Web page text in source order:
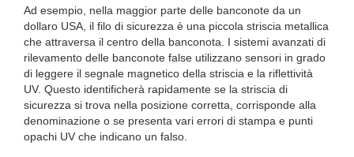
Ad esempio, nella maggior parte delle banconote da un
dollaro USA, il filo di sicurezza è una piccola striscia metallica
che attraversa il centro della banconota. I sistemi avanzati di
rilevamento delle banconote false utilizzano sensori in grado
di leggere il segnale magnetico della striscia e la riflettività
UV. Questo identificherà rapidamente se la striscia di
sicurezza si trova nella posizione corretta, corrisponde alla
denominazione o se presenta vari errori di stampa e punti
opachi UV che indicano un falso.